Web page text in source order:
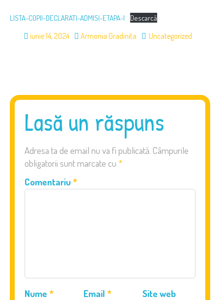
LISTA-COPII-DECLARATI-ADMISI-ETAPA-I
Descarcă
iunie 14, 2024
Armonia Gradinita Uncategorized
Lasă un răspuns
Adresa ta de email nu va fi publicată. Câmpurile
obligatorii sunt marcate cu *
Comentariu *
Nume * Email * Site web